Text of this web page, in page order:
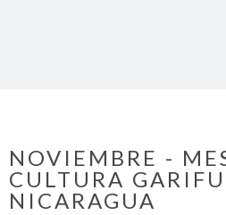
NOVIEMBRE -
CULTURA
NICARAGUA